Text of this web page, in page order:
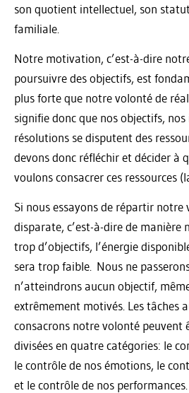
son quotient intellectuel, son
familiale.
Notre motivation, c’est-à-dire
poursuivre des objectifs, est
plus forte que notre volonté de
signifie donc que nos objectifs,
résolutions se disputent des
devons donc réfléchir et décider à
voulons consacrer ces ressources
Si nous essayons de répartir
disparate, c’est-à-dire de manière
trop d’objectifs, l’énergie
sera trop faible. Nous ne
n’atteindrons aucun objectif,
extrêmement motivés. Les tâches
consacrons notre volonté peuvent
divisées en quatre catégories: le
le contrôle de nos émotions, le
et le contrôle de nos performances.